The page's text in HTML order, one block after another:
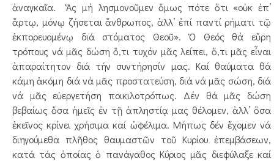
ἀναγκαῖα. Ἄς μή λησμονοῦμεν ὅμως πότε ὅτι «οὐκ ἐπ’
ἄρτῳ, μόνῳ ζήσεται ἄνθρωπος, ἀλλ’ ἐπί παντί ρήματι τῷ
ἐκπορευομένῳ διά στόματος Θεοῦ». Ὁ Θεός θά εὕρη
τρόπους νά μᾶς δώση ὅ,τι τυχόν μᾶς λείπει, ὅ,τι μᾶς εἶναι
ἀπαραίτητον διά τήν συντήρησίν μας. Καί θαύματα θά
κάμη ἀκόμη διά νά μᾶς προστατεύση, διά νά μᾶς σώση, διά
νά μᾶς εὐεργετήση ποικιλοτρόπως. Δέν θά μᾶς δώση
βεβαίως ὅσα ἡμεῖς ἐν τῇ ἀπληστίᾳ μας θέλομεν, ἀλλ’ ὅσα
ἐκεῖνος κρίνει χρήσιμα καί ὠφέλιμα. Μήπως δέν ἔχομεν νά
διηγούμεθα πλῆθος θαυμαστῶν τοῦ Κυρίου ἐπεμβάσεων,
κατά τάς ὁποίας ὁ πανάγαθος Κύριος μᾶς διεφύλαξε καί